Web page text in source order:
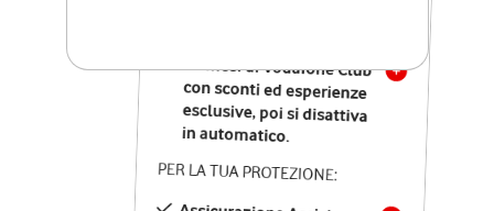
12 mesi di Vodafone Club
con sconti ed esperienze
esclusive, poi si disattiva
in automatico.
PER LA TUA PROTEZIONE: